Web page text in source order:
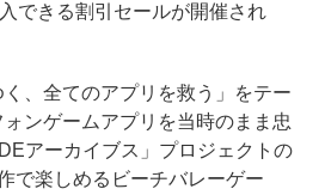
できる割引セールが開催され
、全てのアプリを救う」をテー
ンゲームアプリを当時のまま忠
アーカイブス」プロジェクトの
で楽しめるビーチバレーゲー